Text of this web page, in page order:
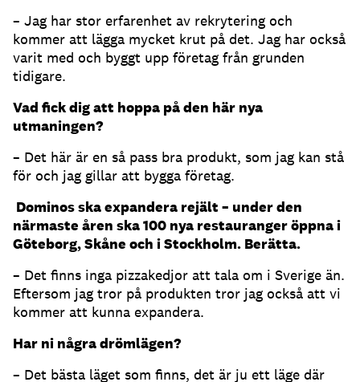
– Jag har stor erfarenhet av rekrytering och
kommer att lägga mycket krut på det. Jag har också
varit med och byggt upp företag från grunden
tidigare.
Vad fick dig att hoppa på den här nya
utmaningen?
– Det här är en så pass bra produkt, som jag kan stå
för och jag gillar att bygga företag.
Dominos ska expandera rejält – under den
närmaste åren ska 100 nya restauranger öppna i
Göteborg, Skåne och i Stockholm. Berätta.
– Det finns inga pizzakedjor att tala om i Sverige än.
Eftersom jag tror på produkten tror jag också att vi
kommer att kunna expandera.
Har ni några drömlägen?
– Det bästa läget som finns, det är ju ett läge där